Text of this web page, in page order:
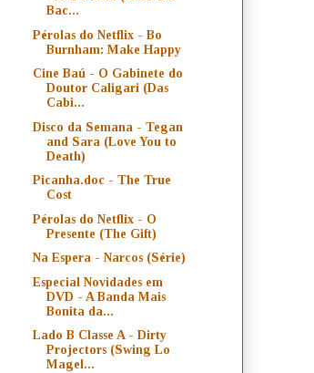
Bac...
Pérolas do Netflix - Bo
Burnham: Make Happy
Cine Baú - O Gabinete do
Doutor Caligari (Das
Cabi...
Disco da Semana - Tegan
and Sara (Love You to
Death)
Picanha.doc - The True
Cost
Pérolas do Netflix - O
Presente (The Gift)
Na Espera - Narcos (Série)
Especial Novidades em
DVD - A Banda Mais
Bonita da...
Lado B Classe A - Dirty
Projectors (Swing Lo
Magel...